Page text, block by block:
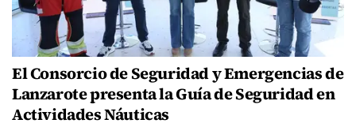
El Consorcio de Seguridad y Emergencias de
Lanzarote presenta la Guía de Seguridad en
Actividades Náuticas